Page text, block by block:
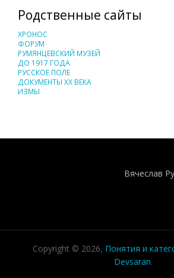
Родственные сайты
ХРОНОС
ФОРУМ
РУМЯНЦЕВСКИЙ МУЗЕЙ
ДО 1917 ГОДА
РУССКОЕ ПОЛЕ
ДОКУМЕНТЫ XX ВЕКА
ИЗМЫ
Вячеслав
Copyright © 2026, Понятия и
Devsaran.